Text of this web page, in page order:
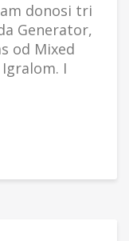
donosi tri
Generator,
od Mixed
I